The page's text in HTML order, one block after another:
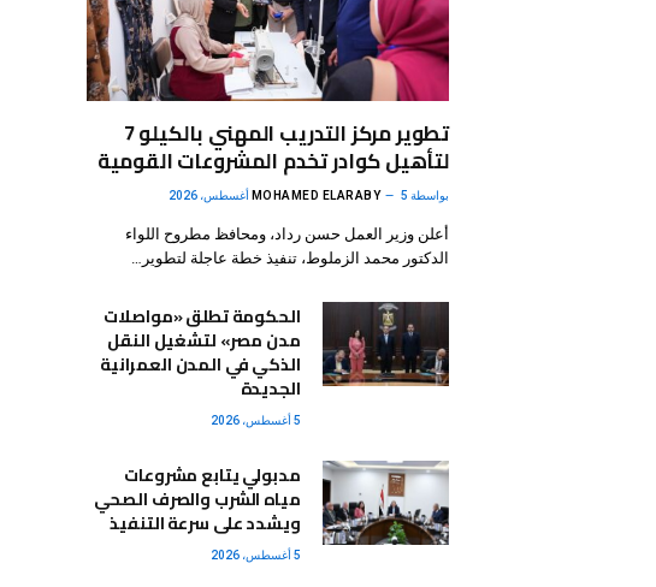
تطوير مركز التدريب المهني بالكيلو 7
لتأهيل كوادر تخدم المشروعات القومية
بواسطة MOHAMED ELARABY 5 أغسطس، 2026
أعلن وزير العمل حسن رداد، ومحافظ مطروح اللواء
الدكتور محمد الزملوط، تنفيذ خطة عاجلة لتطوير…
الحكومة تطلق «مواصلات
مدن مصر» لتشغيل النقل
الذكي في المدن العمرانية
الجديدة
5 أغسطس، 2026
مدبولي يتابع مشروعات
مياه الشرب والصرف الصحي
ويشدد على سرعة التنفيذ
5 أغسطس، 2026